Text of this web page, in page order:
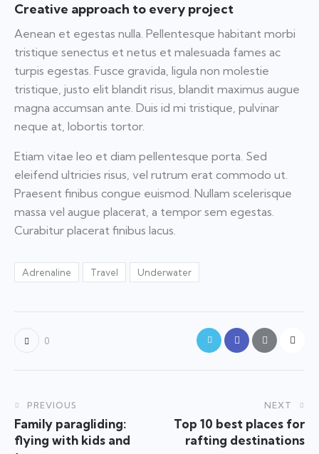
Creative approach to every project
Aenean et egestas nulla. Pellentesque habitant morbi
tristique senectus et netus et malesuada fames ac
turpis egestas. Fusce gravida, ligula non molestie
tristique, justo elit blandit risus, blandit maximus augue
magna accumsan ante. Duis id mi tristique, pulvinar
neque at, lobortis tortor.
Etiam vitae leo et diam pellentesque porta. Sed
eleifend ultricies risus, vel rutrum erat commodo ut.
Praesent finibus congue euismod. Nullam scelerisque
massa vel augue placerat, a tempor sem egestas.
Curabitur placerat finibus lacus.
Adrenaline Travel Underwater
0
PREVIOUS
Family paragliding:
flying with kids and
NEXT
Top 10 best places for
rafting destinations